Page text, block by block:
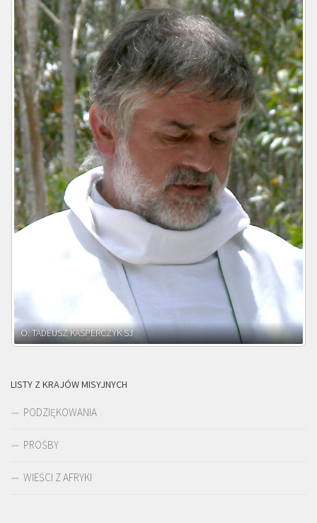
O. ADNRZEJ LEŚNIARA SJ
LISTY Z KRAJÓW MISYJNYCH
PODZIĘKOWANIA
PROŚBY
WIEŚCI Z AFRYKI